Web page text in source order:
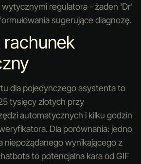
regulatora - żaden 'Dr'
sugerujące diagnozę.
rachunek
dla pojedynczego asystenta to
tysięcy złotych przy
automatycznych i kilku godzin
Dla porównania: jedno
niepożądanego wynikającego z
to potencjalna kara od GIF